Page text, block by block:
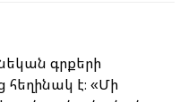
գրքերի
է։ «Մի